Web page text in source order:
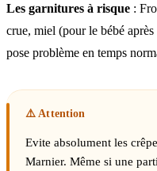
Les garnitures à risque :
crue, miel (pour le bébé
pose problème en temps
Evite absolument les
Marnier. Même si une